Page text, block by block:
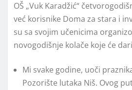
OŠ „Vuk Karadžić“
već korisnike Doma za stara i
su sa svojim učenicima
novogodišnje kolače koje će
Mi svake godine, uoči
Pozorište lutaka Niš. Ovog